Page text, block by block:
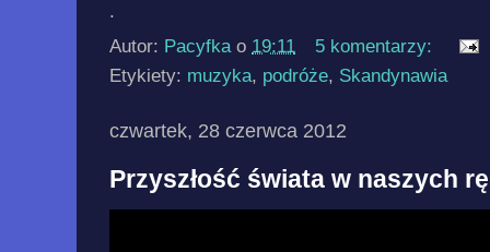
.
Autor: Pacyfka o 19:11
5 komentarzy:
Etykiety: muzyka, podróże, Skandynawia
czwartek, 28 czerwca 2012
Przyszłość świata w naszych